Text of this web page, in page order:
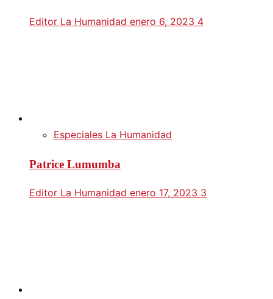
Editor La Humanidad enero 6, 2023 4
Especiales La Humanidad
Patrice Lumumba
Editor La Humanidad enero 17, 2023 3